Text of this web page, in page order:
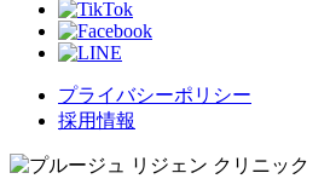
プライバシーポリシー
採用情報